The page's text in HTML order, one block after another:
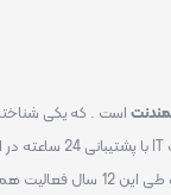
شنبه 16 مهر 1391